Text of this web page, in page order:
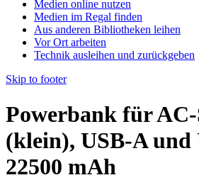
Medien online nutzen
Medien im Regal finden
Aus anderen Bibliotheken leihen
Vor Ort arbeiten
Technik ausleihen und zurückgeben
Skip to footer
Powerbank für AC-
(klein), USB-A
22500 mAh